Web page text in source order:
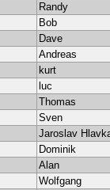
Randy
Bob
Dave
Andreas
kurt
luc
Thomas
Sven
Jaroslav
Dominik
Alan
Wolfgang